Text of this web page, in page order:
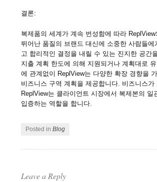
결론:
복제품의 세계가 계속 번성함에 따라
뛰어난 품질의 브랜드 대신에 소중한 사람들에
고 합리적인 결정을 내릴 수 있는 진지한 공간
지출 계획 한도에 의해 지원되거나 계획대로
에 관계없이 ReplView는 다양한 확장 경향을
비즈니스 구역 계획을 제공합니다. 비즈니스가
ReplView는 클라이언트 시장에서 복제본의 일
입증하는 역할을 합니다.
Posted inBlog
Leave a Reply